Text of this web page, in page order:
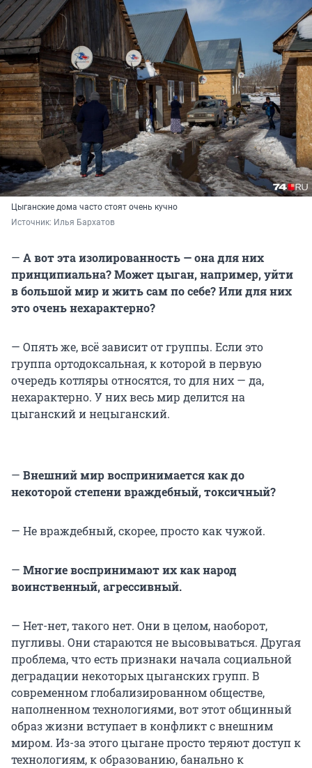
Цыганские дома часто стоят очень кучно
Источник: Илья Бархатов
— А вот эта изолированность — она для них
принципиальна? Может цыган, например, уйти
в большой мир и жить сам по себе? Или для них
это очень нехарактерно?
— Опять же, всё зависит от группы. Если это
группа ортодоксальная, к которой в первую
очередь котляры относятся, то для них — да,
нехарактерно. У них весь мир делится на
цыганский и нецыганский.
— Внешний мир воспринимается как до
некоторой степени враждебный, токсичный?
— Не враждебный, скорее, просто как чужой.
— Многие воспринимают их как народ
воинственный, агрессивный.
— Нет-нет, такого нет. Они в целом, наоборот,
пугливы. Они стараются не высовываться. Другая
проблема, что есть признаки начала социальной
деградации некоторых цыганских групп. В
современном глобализированном обществе,
наполненном технологиями, вот этот общинный
образ жизни вступает в конфликт с внешним
миром. Из-за этого цыгане просто теряют доступ к
технологиям, к образованию, банально к